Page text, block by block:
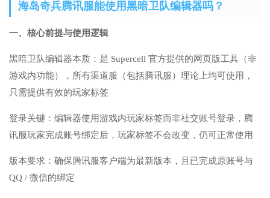
海岛奇兵腾讯服能使用黑暗卫队编辑器吗？
一、核心前提与使用逻辑
黑暗卫队编辑器本质：是 Supercell 官方提供的网页版工具（非
游戏内功能），所有渠道服（包括腾讯服）理论上均可使用，
只需提供有效的玩家标签
登录关键：编辑器使用游戏内玩家标签而非社交账号登录，腾
讯服玩家完成账号绑定后，玩家标签不会改变，仍可正常使用
版本要求：确保腾讯服客户端为最新版本，且已完成原账号与
QQ / 微信的绑定